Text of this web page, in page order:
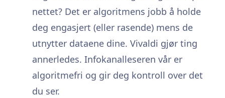
nettet? Det er algoritmens jobb å holde
deg engasjert (eller rasende) mens de
utnytter dataene dine. Vivaldi gjør ting
annerledes. Infokanalleseren vår er
algoritmefri og gir deg kontroll over det
du ser.